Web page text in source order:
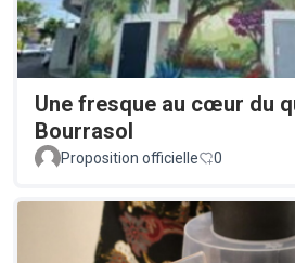
Une fresque au cœur du
Bourrasol
Proposition officielle 0